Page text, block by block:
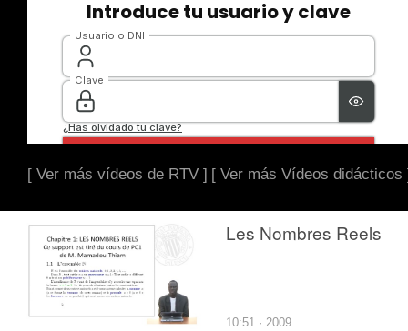
[ Ver más vídeos de RTV ] [ Ver más Vídeos didácticos
Les Nombres Reels
10:51 · 2009